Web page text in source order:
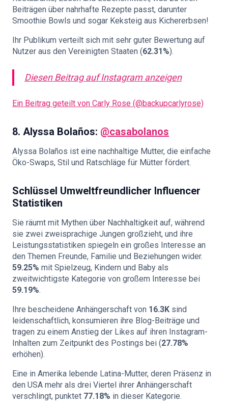
Beiträgen über nahrhafte Rezepte passt, darunter
Smoothie Bowls und sogar Keksteig aus Kichererbsen!
Ihr Publikum verteilt sich mit sehr guter Bewertung auf
Nutzer aus den Vereinigten Staaten (62.31%).
Diesen Beitrag auf Instagram anzeigen
Ein Beitrag geteilt von Carly Rose (@backupcarlyrose)
8. Alyssa Bolaños: @casabolanos
Alyssa Bolaños ist eine nachhaltige Mutter, die einfache
Öko-Swaps, Stil und Ratschläge für Mütter fördert.
Schlüssel Umweltfreundlicher Influencer
Statistiken
Sie räumt mit Mythen über Nachhaltigkeit auf, während
sie zwei zweisprachige Jungen großzieht, und ihre
Leistungsstatistiken spiegeln ein großes Interesse an
den Themen Freunde, Familie und Beziehungen wider.
59.25% mit Spielzeug, Kindern und Baby als
zweitwichtigste Kategorie von großem Interesse bei
59.19%.
Ihre bescheidene Anhängerschaft von 16.3K sind
leidenschaftlich, konsumieren ihre Blog-Beiträge und
tragen zu einem Anstieg der Likes auf ihren Instagram-
Inhalten zum Zeitpunkt des Postings bei (27.78%
erhöhen).
Eine in Amerika lebende Latina-Mutter, deren Präsenz in
den USA mehr als drei Viertel ihrer Anhängerschaft
verschlingt, punktet 77.18% in dieser Kategorie.